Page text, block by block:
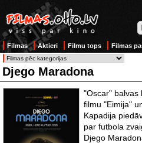
Filmas Aktieri Filmu tops Filmas
Djego Maradona
"Oscar" balvas
filmu "Eimija"
Kapadija
par futbola
Djego